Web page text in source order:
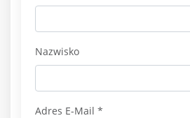
Nazwisko
Adres E-Mail *